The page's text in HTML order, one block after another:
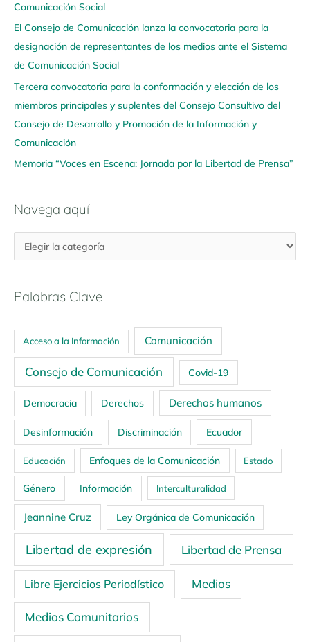
Comunicación Social
El Consejo de Comunicación lanza la convocatoria para la
designación de representantes de los medios ante el Sistema
de Comunicación Social
Tercera convocatoria para la conformación y elección de los
miembros principales y suplentes del Consejo Consultivo del
Consejo de Desarrollo y Promoción de la Información y
Comunicación
Memoria “Voces en Escena: Jornada por la Libertad de Prensa”
Navega aquí
a
q
u
í
Palabras Clave
Acceso a la Información Comunicación
Consejo de Comunicación Covid-19
Democracia Derechos Derechos humanos
Desinformación Discriminación Ecuador
Educación Enfoques de la Comunicación Estado
Género Información Interculturalidad
Jeannine Cruz Ley Orgánica de Comunicación
Libertad de expresión Libertad de Prensa
Libre Ejercicios Periodístico Medios
Medios Comunitarios